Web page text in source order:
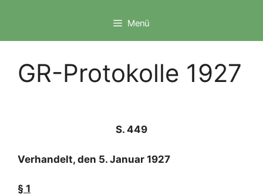
Menü
GR-Protokolle 1927
S. 449
Verhandelt, den 5. Januar 1927
§ 1